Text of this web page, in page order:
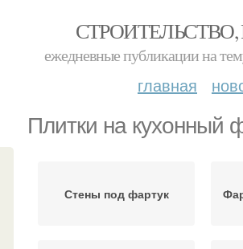
ежедневные публикации на
главная
Плитки на кухонный
Стены под фартук